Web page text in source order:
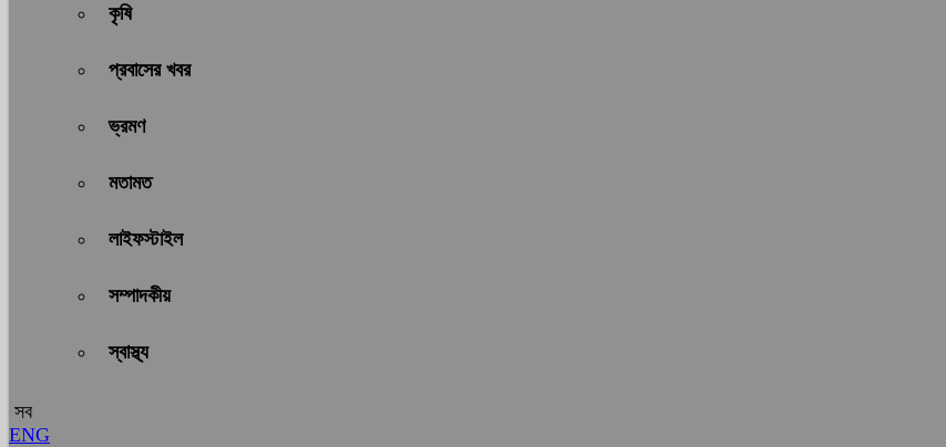
কৃষি
প্রবাসের খবর
ভ্রমণ
মতামত
লাইফস্টাইল
সম্পাদকীয়
স্বাস্থ্য
সব
ENG